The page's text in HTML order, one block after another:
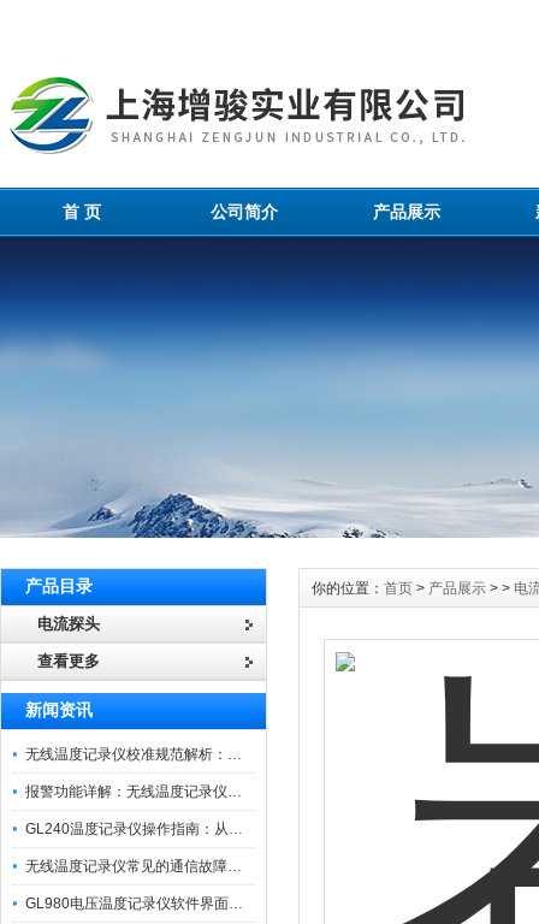
首 页 公司简介 产品展示
产品目录
电流探头
查看更多
新闻资讯
无线温度记录仪校准规范解析：从多点比对到不确定度评定的实操流程
报警功能详解：无线温度记录仪的阈值设定与通知机制
GL240温度记录仪操作指南：从开箱、接线到数据导出的标准化流程
无线温度记录仪常见的通信故障诊断与排除指南
GL980电压温度记录仪软件界面功能与使用技巧
你的位置： 首页 > 产品展示 > > 电